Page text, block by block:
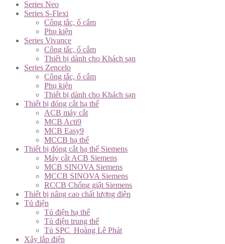
Series Neo
Series S-Flexi
Công tắc, ổ cắm
Phụ kiện
Series Vivance
Công tắc, ổ cắm
Thiết bị dành cho Khách sạn
Series Zencelo
Công tắc, ổ cắm
Phụ kiện
Thiết bị dành cho Khách sạn
Thiết bị đóng cắt hạ thế
ACB máy cắt
MCB Acti9
MCB Easy9
MCCB hạ thế
Thiết bị đóng cắt hạ thế Siemens
Máy cắt ACB Siemens
MCB SINOVA Siemens
MCCB SINOVA Siemens
RCCB Chống giật Siemens
Thiết bị nâng cao chất lượng điện
Tủ điện
Tủ điện hạ thế
Tủ điện trung thế
Tủ SPC_Hoàng Lê Phát
Xây lắp điện